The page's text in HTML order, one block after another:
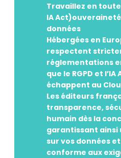
Travaillez en
IA
données
Hébergées en
respectent
réglementations
que le RGPD et
échappent au
Les éditeurs
transparence,
humain dès la
garantissant
sur vos données
conforme aux